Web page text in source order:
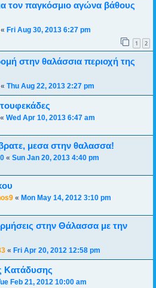
τον παγκόσμιο αγώνα βάθους
« Fri Aug 30, 2013 6:27 pm
1 2
στην θαλάσσια περιοχή της
« Thu Aug 22, 2013 2:27 pm
« Wed Apr 10, 2013 6:47 am
μεσα στην θαλασσα!
« Sun Jan 20, 2013 4:40 pm
« Mon May 14, 2012 3:10 pm
στην Θάλασσα με την
« Fri Apr 20, 2012 12:58 pm
Κατάδυσης
Feb 21, 2012 10:00 am